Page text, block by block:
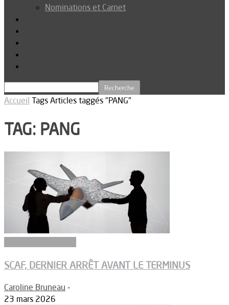
Nominations et Carnet
Accueil Tags Articles taggés "PANG"
TAG: PANG
SCAF, DERNIER ARRÊT AVANT LE TERMINUS
Caroline Bruneau -
23 mars 2026